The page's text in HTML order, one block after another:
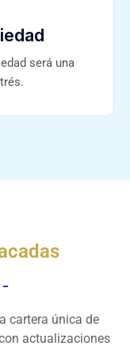
será una
cartera única de
actualizaciones